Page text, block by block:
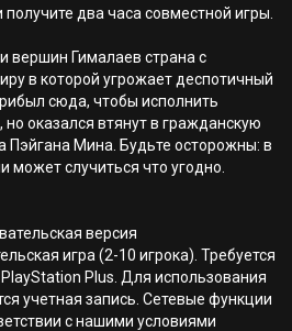
два часа совместной игры.
вершин Гималаев страна с
в которой угрожает деспотичный
сюда, чтобы исполнить
оказался втянут в гражданскую
Пэйгана Мина. Будьте осторожны: в
может случиться что угодно.
версия
игра (2-10 игрока). Требуется
Plus. Для использования
учетная запись. Сетевые функции
с нашими условиями